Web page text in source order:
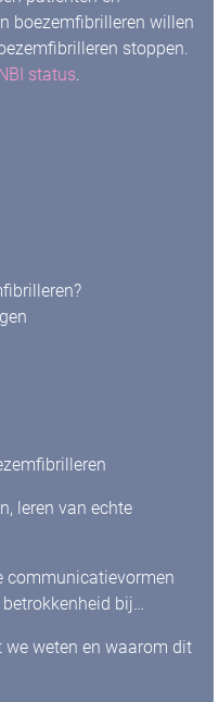
boezemfibrilleren willen
stoppen.
status.
leren van echte
communicatievormen
bij
we weten en waarom dit